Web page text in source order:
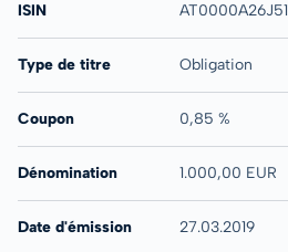
ISIN AT0000A26J51
Type de titre Obligation
Coupon 0,85 %
Dénomination 1.000,00 EUR
Date d'émission 27.03.2019